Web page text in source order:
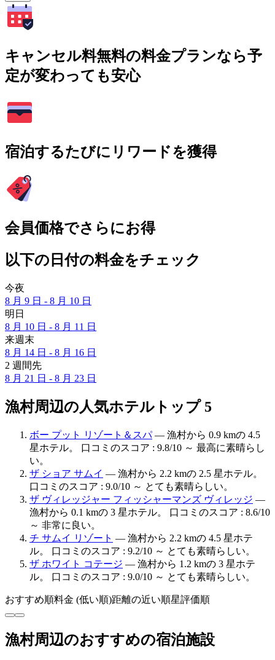
キャンセル料無料の料金プランなら予
定が変わっても安心
宿泊するたびにリワードを獲得
会員価格でさらにお得
以下の日付の料金をチェック
今夜
8 月 9 日 - 8 月 10 日
明日
8 月 10 日 - 8 月 11 日
来週末
8 月 14 日 - 8 月 16 日
2 週間先
8 月 21 日 - 8 月 23 日
漁村周辺の人気ホテルトップ 5
ボー プット リゾート＆スパ— 漁村から 0.9 kmの 4.5
星ホテル。 口コミのスコア : 9.8/10 ～ 最高に素晴らし
い。
ザ ショア サムイ — 漁村から 2.2 kmの 2.5 星ホテル。
口コミのスコア : 9.0/10 ～ とても素晴らしい。
ザ ヴィレッジャー フィッシャーマンズ ヴィレッジ —
漁村から 0.1 kmの 3 星ホテル。 口コミのスコア : 8.6/10
～ 非常に良い。
チ サムイ リゾート — 漁村から 2.2 kmの 4.5 星ホテ
ル。 口コミのスコア : 9.2/10 ～ とても素晴らしい。
ザ ホワイト コテージ — 漁村から 1.2 kmの 3 星ホテ
ル。 口コミのスコア : 9.0/10 ～ とても素晴らしい。
おすすめ順料金 (低い順)距離の近い順星評価順
漁村周辺のおすすめの宿泊施設